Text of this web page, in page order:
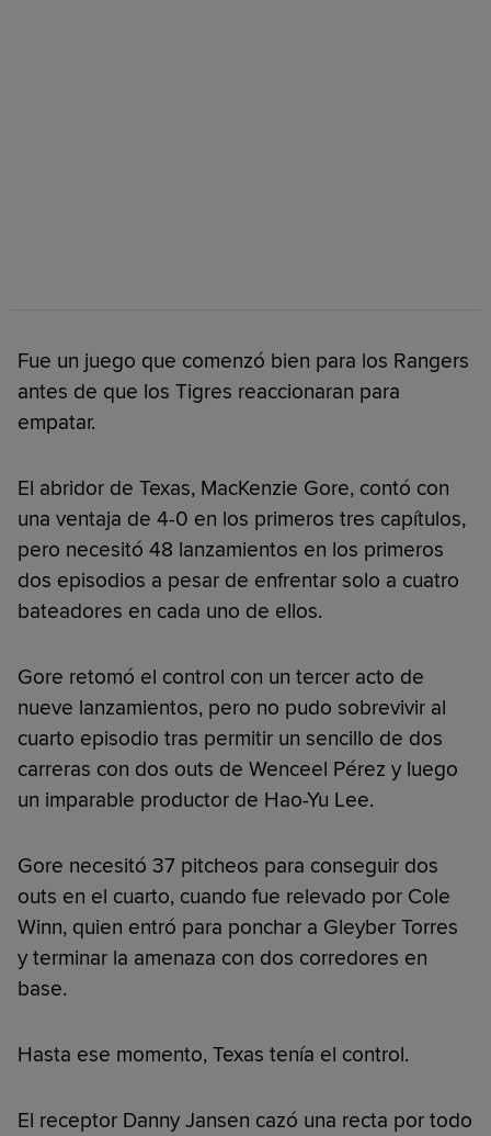
Fue un juego que comenzó bien para los Rangers
antes de que los Tigres reaccionaran para
empatar.
El abridor de Texas, MacKenzie Gore, contó con
una ventaja de 4-0 en los primeros tres capítulos,
pero necesitó 48 lanzamientos en los primeros
dos episodios a pesar de enfrentar solo a cuatro
bateadores en cada uno de ellos.
Gore retomó el control con un tercer acto de
nueve lanzamientos, pero no pudo sobrevivir al
cuarto episodio tras permitir un sencillo de dos
carreras con dos outs de Wenceel Pérez y luego
un imparable productor de Hao-Yu Lee.
Gore necesitó 37 pitcheos para conseguir dos
outs en el cuarto, cuando fue relevado por Cole
Winn, quien entró para ponchar a Gleyber Torres
y terminar la amenaza con dos corredores en
base.
Hasta ese momento, Texas tenía el control.
El receptor Danny Jansen cazó una recta por todo